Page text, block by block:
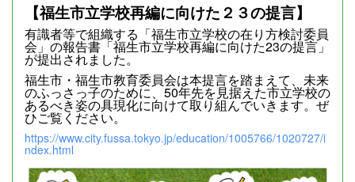
【福生市立学校再編に向けた２３の提言】
有識者等で組織する「福生市立学校の在り方検討委員
会」の報告書「福生市立学校再編に向けた23の提言」
が提出されました。
福生市・福生市教育委員会は本提言を踏まえて、未来
のふっさっ子のために、50年先を見据えた市立学校の
あるべき姿の具現化に向けて取り組んでいきます。ぜ
ひご覧ください。
https://www.city.fussa.tokyo.jp/education/1005766/1020727/i
ndex.html